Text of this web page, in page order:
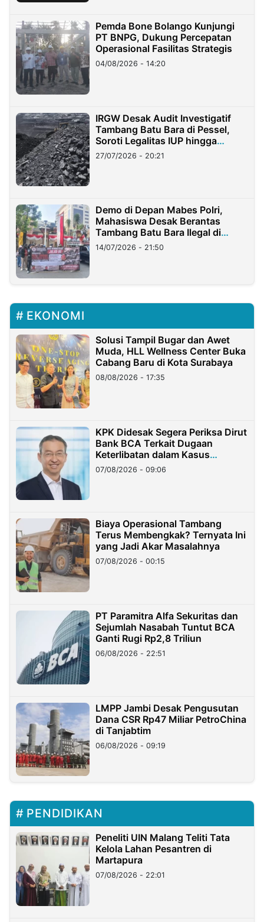
Pemda Bone Bolango Kunjungi
PT BNPG, Dukung Percepatan
Operasional Fasilitas Strategis
04/08/2026 - 14:20
IRGW Desak Audit Investigatif
Tambang Batu Bara di Pessel,
Soroti Legalitas IUP hingga
Stockpile
27/07/2026 - 20:21
Demo di Depan Mabes Polri,
Mahasiswa Desak Berantas
Tambang Batu Bara Ilegal di
Lampung
14/07/2026 - 21:50
EKONOMI
Solusi Tampil Bugar dan Awet
Muda, HLL Wellness Center Buka
Cabang Baru di Kota Surabaya
08/08/2026 - 17:35
KPK Didesak Segera Periksa Dirut
Bank BCA Terkait Dugaan
Keterlibatan dalam Kasus
Hilangnya Dana Nasabah Rp2,58
Miliar
07/08/2026 - 09:06
Biaya Operasional Tambang
Terus Membengkak? Ternyata Ini
yang Jadi Akar Masalahnya
07/08/2026 - 00:15
PT Paramitra Alfa Sekuritas dan
Sejumlah Nasabah Tuntut BCA
Ganti Rugi Rp2,8 Triliun
06/08/2026 - 22:51
LMPP Jambi Desak Pengusutan
Dana CSR Rp47 Miliar PetroChina
di Tanjabtim
06/08/2026 - 09:19
PENDIDIKAN
Peneliti UIN Malang Teliti Tata
Kelola Lahan Pesantren di
Martapura
07/08/2026 - 22:01